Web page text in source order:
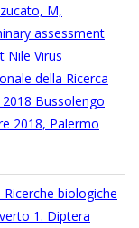
M,
assessment
Nile Virus
della Ricerca
Bussolengo
2018, Palermo
Ricerche biologiche
1. Diptera